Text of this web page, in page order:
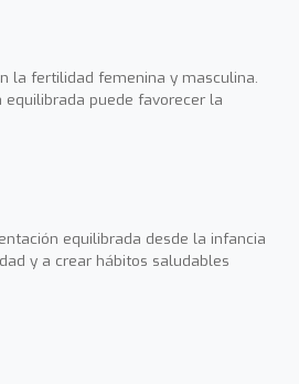
la fertilidad femenina y masculina.
equilibrada puede favorecer la
equilibrada desde la infancia
y a crear hábitos saludables